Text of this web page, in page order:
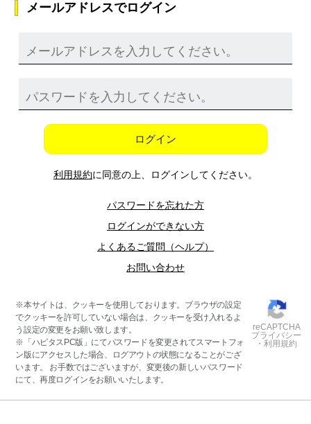
メールアドレスでログイン
ログイン
利用規約に同意の上、ログインしてください。
パスワードを忘れた方
ログインができない方
よくあるご質問（ヘルプ）
お問い合わせ
※本サイトは、クッキーを使用しております。ブラウザの設定
でクッキーを許可していない場合は、クッキーを受け入れるよ
う設定の変更をお願い致します。
※「ハピタスPC版」にてパスワードを変更されてスマートフォ
ン版にアクセスした場合、ログアウトの状態になることがござ
います。 お手数ではございますが、変更後の新しいパスワード
にて、再度ログインをお願いいたします。
reCAPTCHA
プライバシー
・利用規約